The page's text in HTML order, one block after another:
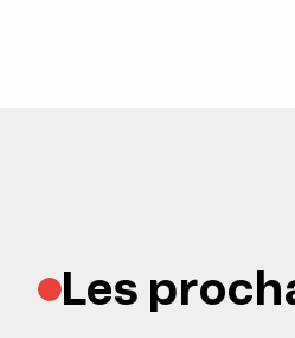
Les